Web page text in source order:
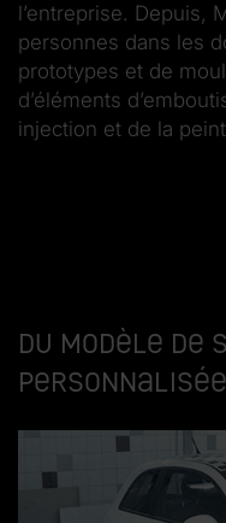
l’entreprise. Depuis,
personnes dans les
prototypes et de
d’éléments
injection et de la
Du modèle de
personnalisée